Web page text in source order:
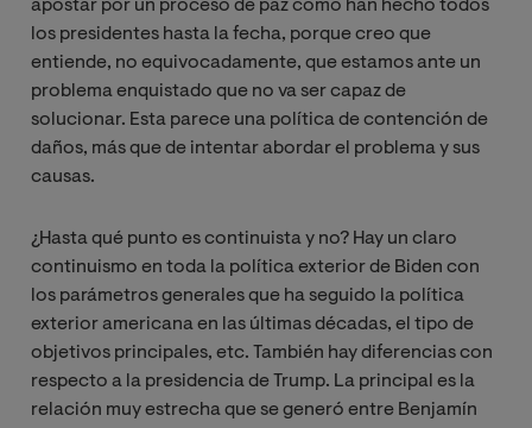
apostar por un proceso de paz como han hecho todos
los presidentes hasta la fecha, porque creo que
entiende, no equivocadamente, que estamos ante un
problema enquistado que no va ser capaz de
solucionar. Esta parece una política de contención de
daños, más que de intentar abordar el problema y sus
causas.
¿Hasta qué punto es continuista y no? Hay un claro
continuismo en toda la política exterior de Biden con
los parámetros generales que ha seguido la política
exterior americana en las últimas décadas, el tipo de
objetivos principales, etc. También hay diferencias con
respecto a la presidencia de Trump. La principal es la
relación muy estrecha que se generó entre Benjamín